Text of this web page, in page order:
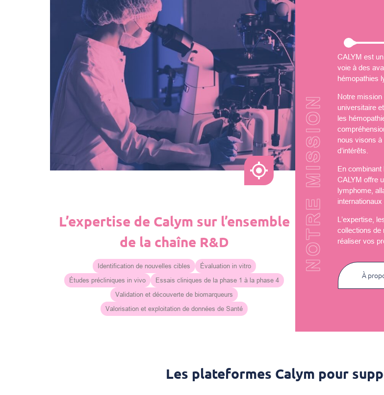
L’expertise de Calym sur l’ensemble
de la chaîne R&D
Identification de nouvelles cibles
Évaluation in vitro
Études précliniques in vivo
Essais cliniques de la phase 1 à la phase 4
Validation et découverte de biomarqueurs
Valorisation et exploitation de données de Santé
NOTRE MISSION
CALYM est
voie à des
hémopathies
Notre
universitaire
les
nous visons à
d’intérêts.
En combinant
CALYM offre
lymphome,
internationaux
L’expertise,
collections de
réaliser vos
À
Les plateformes Calym pour